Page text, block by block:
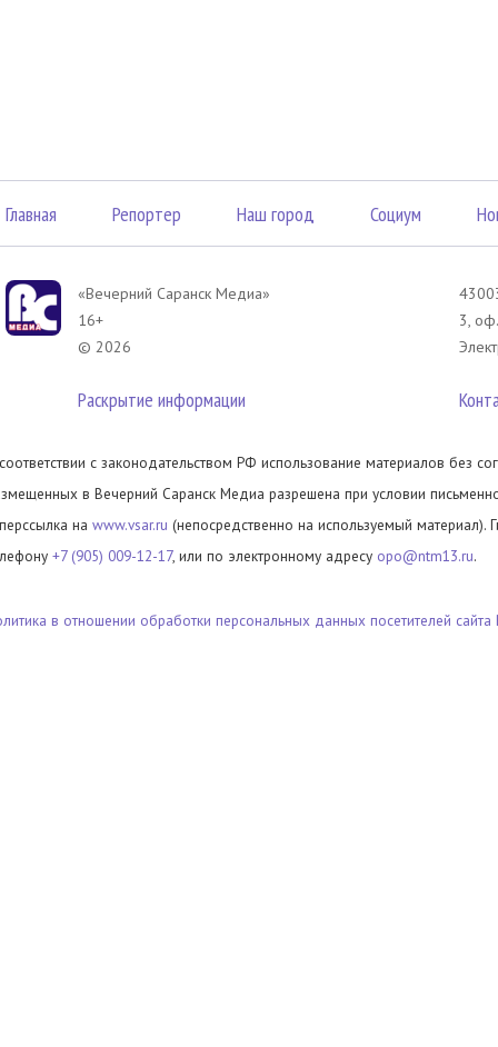
Главная Репортер Наш город Социум
«Вечерний Саранск Mедиа»
16+
© 2026
Раскрытие информации
3,
с законодательством РФ использование материалов без
в Вечерний Саранск Медиа разрешена при условии
на www.vsar.ru (непосредственно на используемый материал).
+7 (905) 009-12-17, или по электронному адресу opo@ntm13.ru.
в отношении обработки персональных данных посетителей